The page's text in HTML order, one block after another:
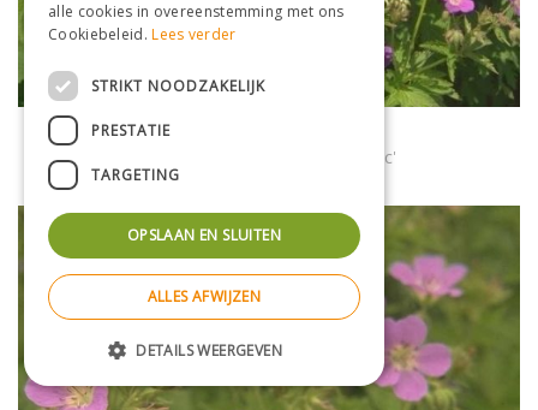
Geranium sylvaticum 'Birch Lilac'
alle cookies in overeenstemming met ons
Cookiebeleid.Lees verder
STRIKT NOODZAKELIJK
PRESTATIE
TARGETING
OPSLAAN EN SLUITEN
ALLES AFWIJZEN
DETAILS WEERGEVEN